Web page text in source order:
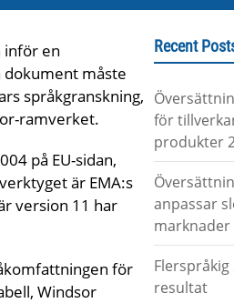
inför en
dokument måste
språkgranskning,
ramverket.
på EU-sidan,
är EMA:s
version 11 har
för
Windsor
Recent
för
produkter
anpassar
marknader
Flerspråkig
resultat